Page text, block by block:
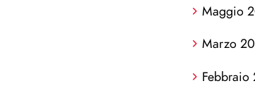
Maggio
Marzo
Febbraio